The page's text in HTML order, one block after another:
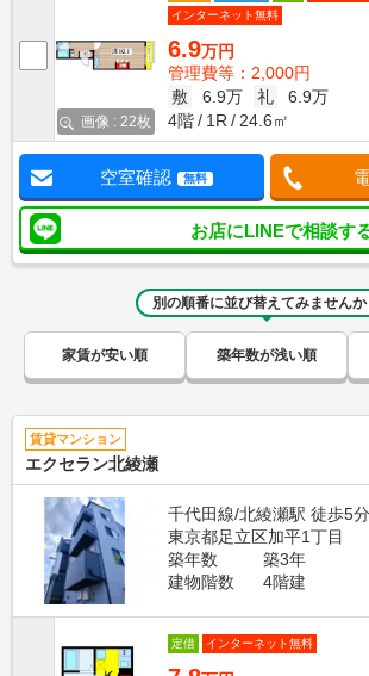
画像 : 22枚
インターネット無料
6.9万円
管理費等：2,000円
敷
6.9万 礼
6.9万
4階
1R 24.6㎡
空室確認 無料
お店にLINEで相談す
別の順番に並び替えてみませんか
家賃が安い順 築年数が浅い順
賃貸マンション
エクセラン北綾瀬
千代田線/北綾瀬駅 徒歩5分
東京都足立区加平1丁目
築年数
築3年
建物階数
4階建
定借 インターネット無料